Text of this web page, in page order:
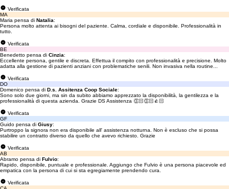
Verificata
MA
Maria pensa di Natalia:
Persona molto attenta ai bisogni del paziente. Calma, cordiale e disponibile. Professionalità in
tutto.
Verificata
BE
Benedetto pensa di Cinzia:
Eccellente persona, gentile e discreta. Effettua il compito con professionalità e precisione. Molto
adatta alla gestione di pazienti anziani con problematiche senili. Non invasiva nella routine...
Verificata
DO
Domenico pensa di D.s. Assitenza Coop Sociale:
Sono solo due giorni, ma sin da subito abbiamo apprezzato la disponibilità, la gentilezza e la
professionalità di questa azienda. Grazie DS Assistenza 👏🏻👏🏻👍🏻
Verificata
GF
Guido pensa di Giusy:
Purtroppo la signora non era disponibile all' assistenza notturna. Non è escluso che si possa
stabilire un contratto diverso da quello che avevo richiesto. Grazie
Verificata
AB
Abramo pensa di Fulvio:
Rapido, disponibile, puntuale e professionale. Aggiungo che Fulvio è una persona piacevole ed
empatica con la persona di cui si sta egregiamente prendendo cura.
Verificata